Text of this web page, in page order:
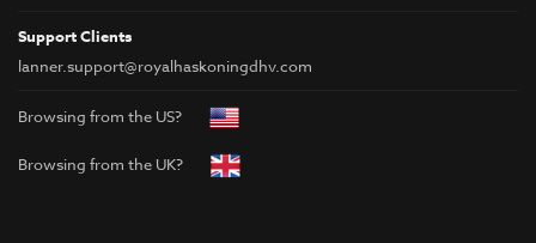
Support Clients
lanner.support@royalhaskoningdhv.com
Browsing from the US?
Browsing from the UK?